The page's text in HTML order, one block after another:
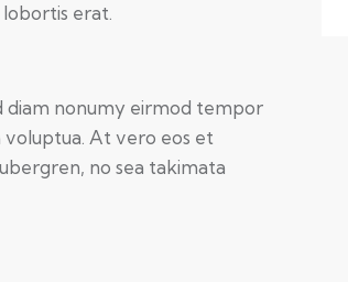
erat.
diam nonumy eirmod tempor
At vero eos et
no sea takimata